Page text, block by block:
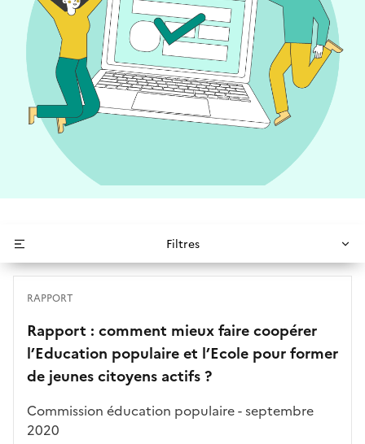
Filtres
RAPPORT
Rapport : comment mieux faire coopérer
l’Education populaire et l’Ecole pour former
de jeunes citoyens actifs ?
Commission éducation populaire - septembre
2020